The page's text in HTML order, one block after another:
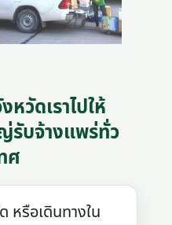
วัดเราไปให้
รับจ้างแพร่ทั่ว
ศ
รือเดินทางใน